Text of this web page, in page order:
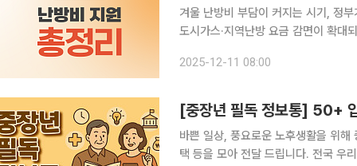
겨울 난방비 부담이 커지는 시기, 정
도시가스·지역난방 요금 감면이 확대
로는 전화·방문 점검이 강화되고, 갑
2025-12-11 08:00
[중장년 필독 정보통] 50+
바쁜 일상, 풍요로운 노후생활을 위
택 등을 모아 전달 드립니다. 전국 우리